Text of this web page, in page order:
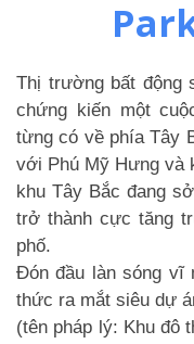
Thị trường bất động
chứng kiến một
từng có về phía Tây
với Phú Mỹ Hưng và
khu Tây Bắc đang
trở thành cực tăng
phố.
Đón đầu làn sóng vĩ
thức ra mắt siêu dự
(tên pháp lý: Khu đô